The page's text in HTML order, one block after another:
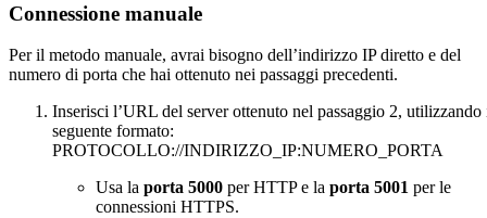
Connessione manuale
Per il metodo manuale, avrai bisogno dell’indirizzo IP diretto e del
numero di porta che hai ottenuto nei passaggi precedenti.
Inserisci l’URL del server ottenuto nel passaggio 2, utilizzando
seguente formato:
PROTOCOLLO://INDIRIZZO_IP:NUMERO_PORTA
Usa la porta 5000 per HTTP e la porta 5001 per le
connessioni HTTPS.